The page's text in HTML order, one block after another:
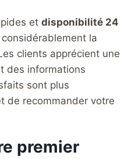
et disponibilité 24
la
clients apprécient une
des informations
sont plus
de recommander votre
premier